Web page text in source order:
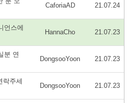
CaforiaAD 21.07.24
언스에
HannaCho 21.07.23
분 연
DongsooYoon 21.07.23
락주세
DongsooYoon 21.07.23